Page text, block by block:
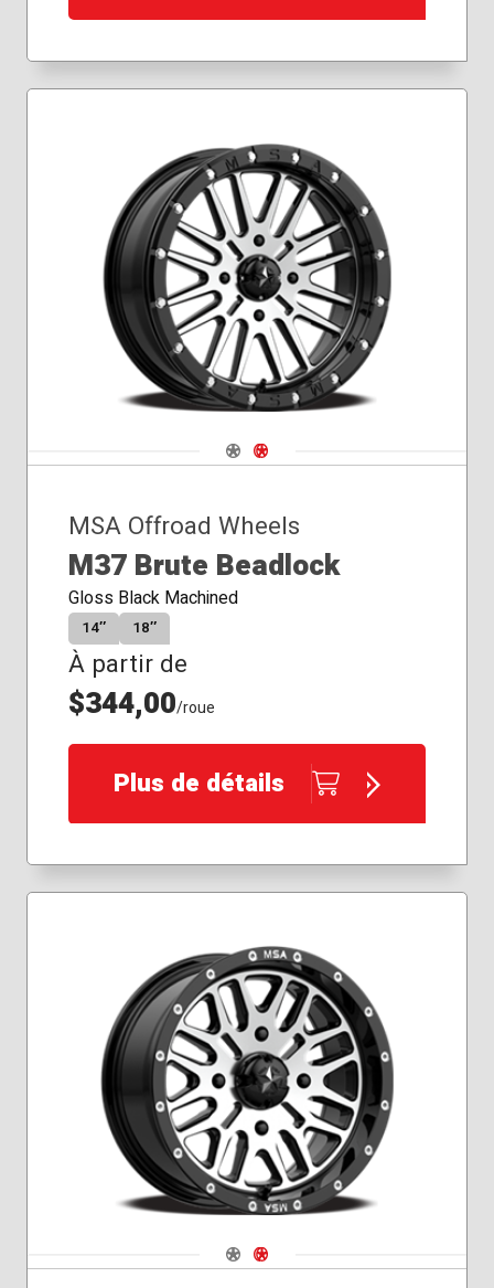
Navigate 1
Navigate 2
MSA Offroad Wheels
M37 Brute Beadlock
Gloss Black Machined
14″ 18″
À partir de
$344,00/roue
Plus de détails
Navigate 1
Navigate 2